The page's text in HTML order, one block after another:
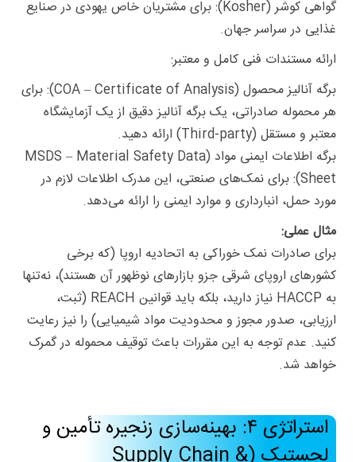
گواهی کوشر (Kosher): برای مشتریان خاص یهودی در صنایع
غذایی در سراسر جهان.
ارائه مستندات فنی کامل و معتبر:
برگه آنالیز محصول (COA – Certificate of Analysis): برای
هر محموله صادراتی، یک برگه آنالیز دقیق از یک آزمایشگاه
معتبر و مستقل (Third-party) ارائه دهید.
برگه اطلاعات ایمنی مواد (MSDS – Material Safety Data
Sheet): برای نمک‌های صنعتی، این مدرک اطلاعات لازم در
مورد حمل، انبارداری و موارد ایمنی را ارائه می‌دهد.
مثال عملی:
برای صادرات نمک خوراکی به اتحادیه اروپا (که برخی
کشورهای اروپای شرقی جزو بازارهای نوظهور آن هستند)، نه‌تنها
به HACCP نیاز دارید، بلکه باید قوانین REACH (ثبت،
ارزیابی، صدور مجوز و محدودیت مواد شیمیایی) را نیز رعایت
کنید. عدم توجه به این مقررات باعث توقیف محموله در گمرک
خواهد شد.
استراتژی ۴: بهینه‌سازی زنجیره تأمین و